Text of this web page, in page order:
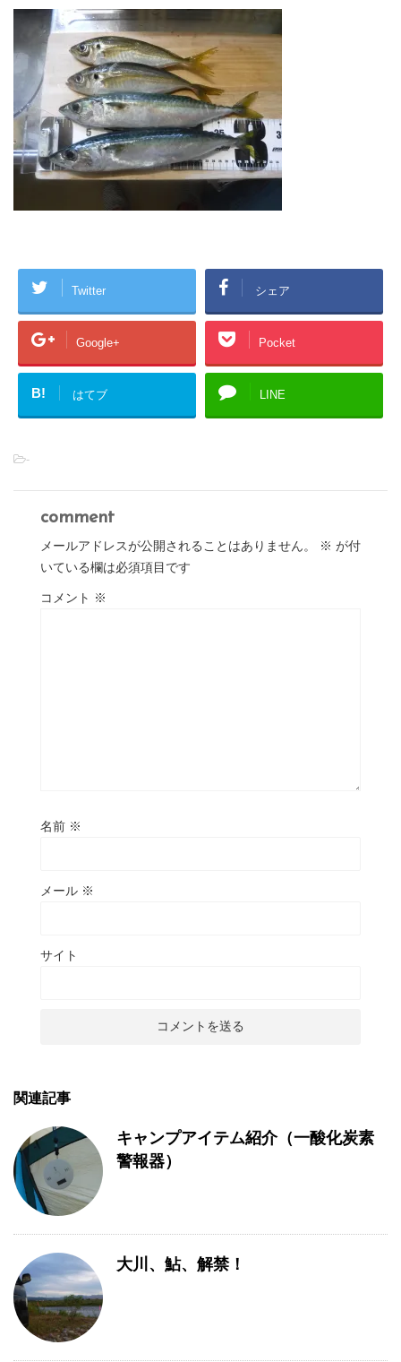
Twitter シェア
Google+ Pocket
B! はてブ LINE
-
comment
メールアドレスが公開されることはありません。 ※ が付
いている欄は必須項目です
コメント ※
名前 ※
メール ※
サイト
関連記事
キャンプアイテム紹介（一酸化炭素
警報器）
大川、鮎、解禁！